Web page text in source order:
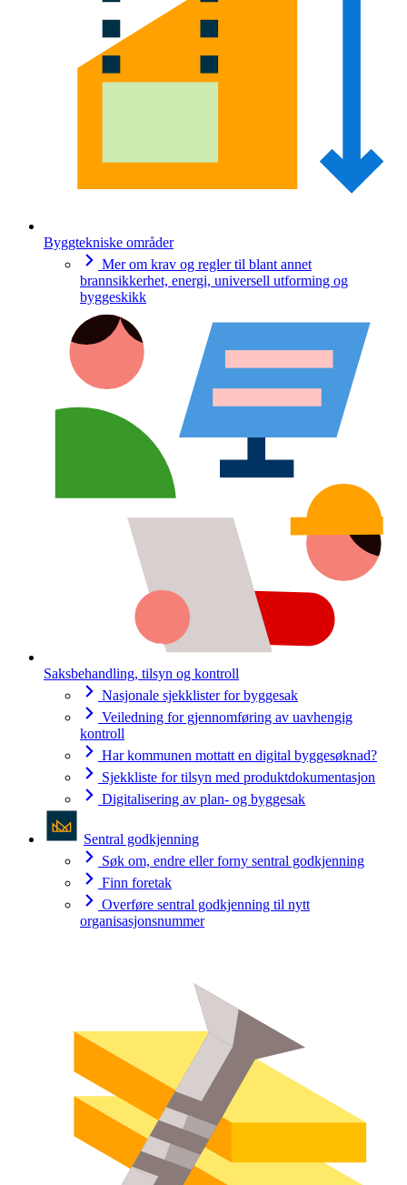
Byggtekniske områder
Mer om krav og regler til blant annet
brannsikkerhet, energi, universell utforming og
byggeskikk
Saksbehandling, tilsyn og kontroll
Nasjonale sjekklister for byggesak
Veiledning for gjennomføring av uavhengig
kontroll
Har kommunen mottatt en digital byggesøknad?
Sjekkliste for tilsyn med produktdokumentasjon
Digitalisering av plan- og byggesak
Sentral godkjenning
Søk om, endre eller forny sentral godkjenning
Finn foretak
Overføre sentral godkjenning til nytt
organisasjonsnummer